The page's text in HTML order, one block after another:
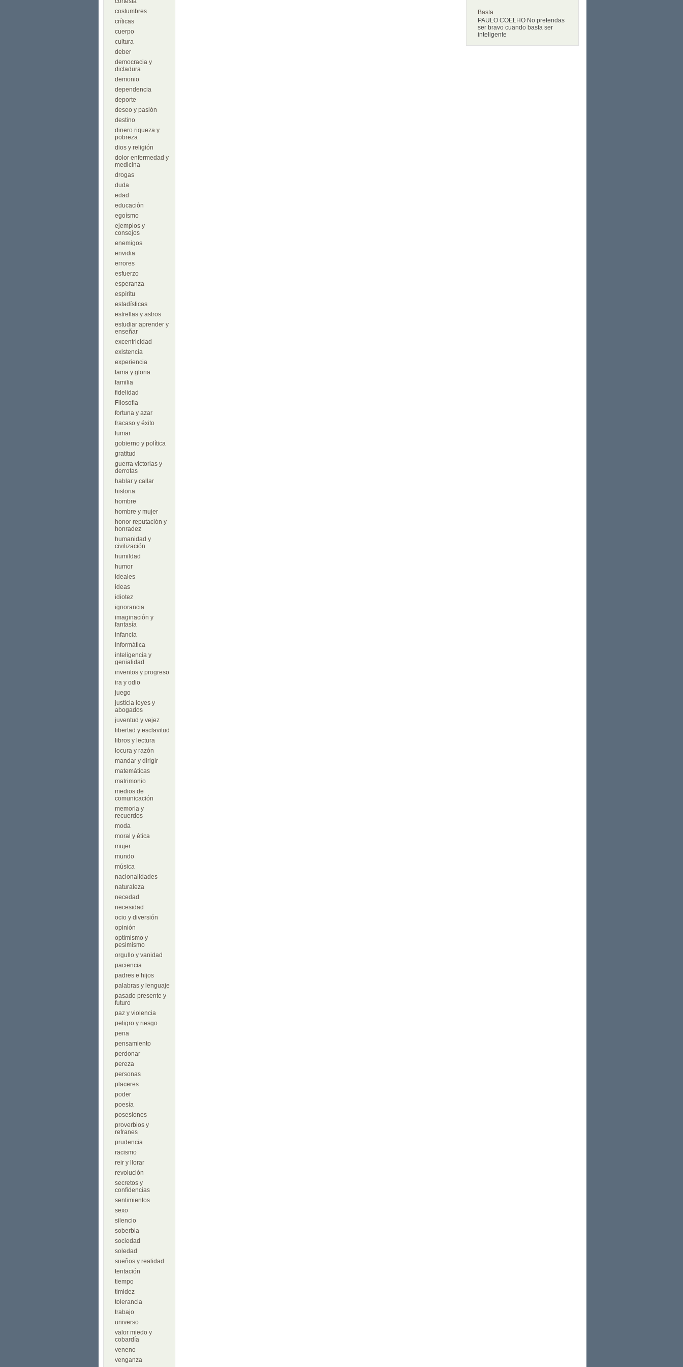
costumbres
críticas
cuerpo
cultura
deber
democracia y
dictadura
demonio
dependencia
deporte
deseo y pasión
destino
dinero riqueza y
pobreza
dios y religión
dolor enfermedad y
medicina
drogas
duda
edad
educación
egoísmo
ejemplos y
consejos
enemigos
envidia
errores
esfuerzo
esperanza
espíritu
estadísticas
estrellas y astros
estudiar aprender y
enseñar
excentricidad
existencia
experiencia
fama y gloria
familia
fidelidad
Filosofía
fortuna y azar
fracaso y éxito
fumar
gobierno y política
gratitud
guerra victorias y
derrotas
hablar y callar
historia
hombre
hombre y mujer
honor reputación y
honradez
humanidad y
civilización
humildad
humor
ideales
ideas
idiotez
ignorancia
imaginación y
fantasía
infancia
Informática
inteligencia y
genialidad
inventos y progreso
ira y odio
juego
justicia leyes y
abogados
juventud y vejez
libertad y esclavitud
libros y lectura
locura y razón
mandar y dirigir
matemáticas
matrimonio
medios de
comunicación
memoria y
recuerdos
moda
moral y ética
mujer
mundo
música
nacionalidades
naturaleza
necedad
necesidad
ocio y diversión
opinión
optimismo y
pesimismo
orgullo y vanidad
paciencia
padres e hijos
palabras y lenguaje
pasado presente y
futuro
paz y violencia
peligro y riesgo
pena
pensamiento
perdonar
pereza
personas
placeres
poder
poesía
posesiones
proverbios y
refranes
prudencia
racismo
reir y llorar
revolución
secretos y
confidencias
sentimientos
sexo
silencio
soberbia
sociedad
soledad
sueños y realidad
tentación
tiempo
timidez
tolerancia
trabajo
universo
valor miedo y
cobardía
veneno
venganza
Basta
PAULO COELHO No pretendas
ser bravo cuando basta ser
inteligente